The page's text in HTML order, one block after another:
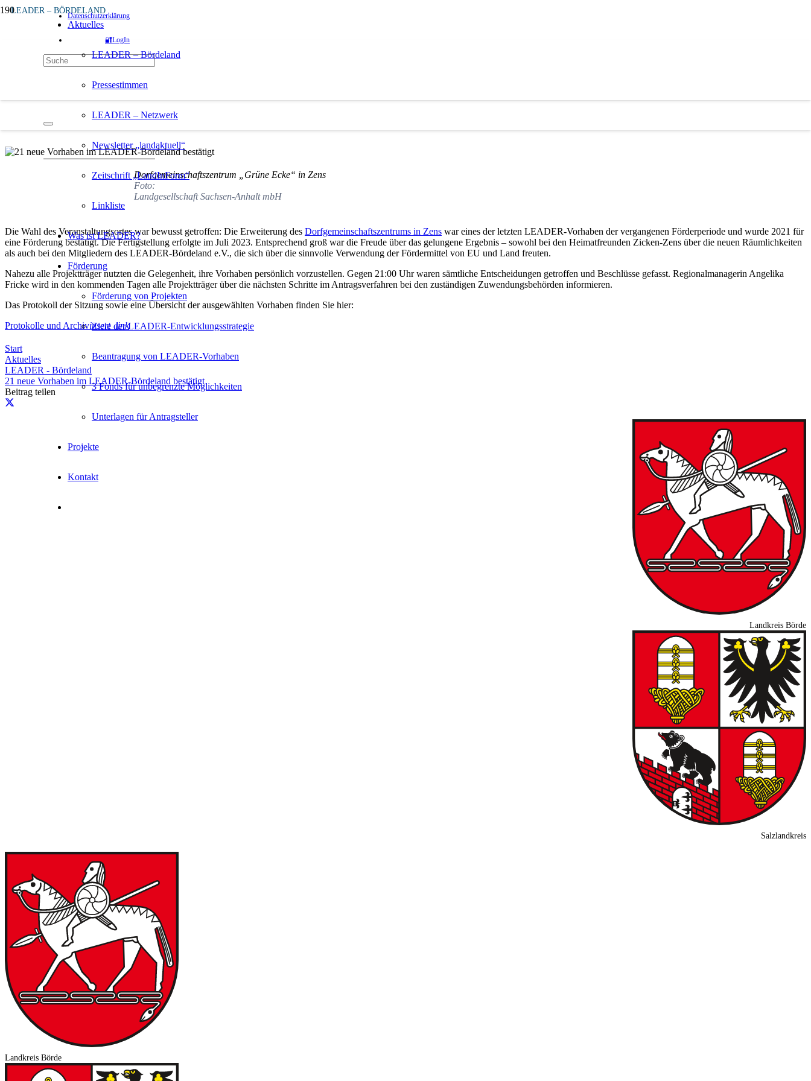
Datenschutzerklärung
🔐LogIn
Aktuelles
LEADER – Bördeland
Pressestimmen
LEADER – Netzwerk
Newsletter „landaktuell“
Zeitschrift „LandInForm“
Linkliste
Was ist LEADER?
Förderung
Förderung von Projekten
Ziele der LEADER-Entwicklungsstrategie
Beantragung von LEADER-Vorhaben
3 Fonds für unbegrenzte Möglichkeiten
Unterlagen für Antragsteller
Projekte
Kontakt
LEADER – BÖRDELAND
21 neue Vorhaben im LEADER-Bördeland bestätigt
über 21 eingereichte Projektvorschläge.
Dorfgemeinschaftszentrum „Grüne Ecke“ in Zens
Foto:
Landgesellschaft Sachsen-Anhalt mbH
Die Wahl des Veranstaltungsortes war bewusst getroffen: Die Erweiterung des Dorfgemeinschaftszentrums in Zens war eines der letzten LEADER-Vorhaben der vergangenen Förderperiode und wurde 2021 für
eine Förderung bestätigt. Die Fertigstellung erfolgte im Juli 2023. Entsprechend groß war die Freude über das gelungene Ergebnis – sowohl bei den Heimatfreunden Zicken-Zens über die neuen Räumlichkeiten
als auch bei den Mitgliedern des LEADER-Bördeland e.V., die sich über die sinnvolle Verwendung der Fördermittel von EU und Land freuten.
Nahezu alle Projektträger nutzten die Gelegenheit, ihre Vorhaben persönlich vorzustellen. Gegen 21:00 Uhr waren sämtliche Entscheidungen getroffen und Beschlüsse gefasst. Regionalmanagerin Angelika
Fricke wird in den kommenden Tagen alle Projektträger über die nächsten Schritte im Antragsverfahren bei den zuständigen Zuwendungsbehörden informieren.
Das Protokoll der Sitzung sowie eine Übersicht der ausgewählten Vorhaben finden Sie hier:
Protokolle und Archivinsert_link
Start
Aktuelles
LEADER - Bördeland
21 neue Vorhaben im LEADER-Bördeland bestätigt
Beitrag teilen
Landkreis Börde
Salzlandkreis
Landkreis Börde